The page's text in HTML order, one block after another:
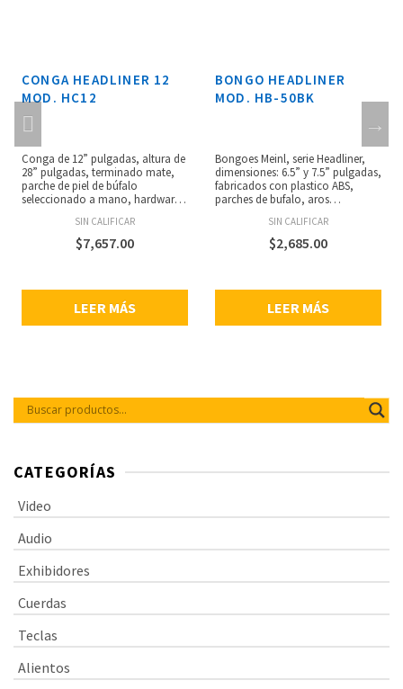
CONGA HEADLINER 12
MOD. HC12
Conga de 12” pulgadas, altura de
28” pulgadas, terminado mate,
parche de piel de búfalo
seleccionado a mano, hardware
aros redondeados de 2 mm, lugs
de afinación de 8 mm, bracket de
afinación estilo Meinl original,
canasta con sistema de
configuración rápida y llave de
SIN CALIFICAR
$7,657.00
LEER MÁS
BONGO HEADLINER
MOD. HB-50BK
Bongoes Meinl, serie Headliner,
dimensiones: 6.5” y 7.5” pulgadas,
fabricados con plastico ABS,
parches de bufalo, aros
confort, incluyenllave afinadora.
SIN CALIFICAR
$2,685.00
LEER MÁS
CATEGORÍAS
Video
Audio
Exhibidores
Cuerdas
Teclas
Alientos